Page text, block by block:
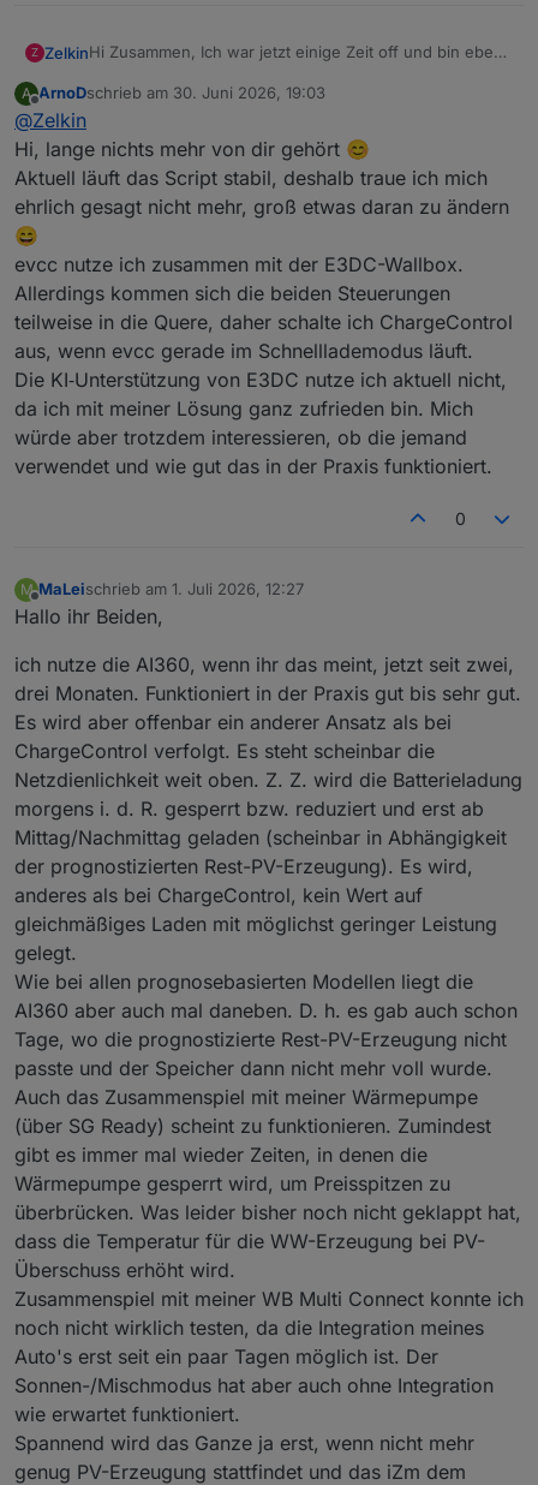
Z ZelkinHi Zusammen, Ich war jetzt einige Zeit off und bin eben
Hier ist es ja regelrecht "ruhig" geworden ....... ist das
braucht??
Habe eben auf die aktuelle version upgedatet und freue
mich dass immernoch alles funktioniert
@arnodVielen dank für deine Arbeit!!
Bei mir steht nun die die EFY Wallbox zur anschaffung
an ..... juhu endlich mal wieder was neues zum
anbinden
Nutzen viele von euch evcc parallel?
Taugt das was?
angepriesenen KI unterstützen intelligenten
Steuerung?? Nutzt das jemand von euch?
Hoffe ihr könnt mir helfen, da es sich als zu viel
herausgestellt hat ein Jahr an neuen Foreneinträgen
und neuem Spielzeug auf dem Markt durchzuarbeiten.
Vielen Dank und noch eine gute Hitzewoche
A
Offline
ArnoDschrieb am 30. Juni 2026, 19:03
zuletzt editiert von
@Zelkin
Hi, lange nichts mehr von dir gehört 😊
Aktuell läuft das Script stabil, deshalb traue ich mich
ehrlich gesagt nicht mehr, groß etwas daran zu ändern
😄
evcc nutze ich zusammen mit der E3DC-Wallbox.
Allerdings kommen sich die beiden Steuerungen
teilweise in die Quere, daher schalte ich ChargeControl
aus, wenn evcc gerade im Schnelllademodus läuft.
Die KI‑Unterstützung von E3DC nutze ich aktuell nicht,
da ich mit meiner Lösung ganz zufrieden bin. Mich
würde aber trotzdem interessieren, ob die jemand
verwendet und wie gut das in der Praxis funktioniert.
0
M
Offline
MaLeischrieb am 1. Juli 2026, 12:27
zuletzt editiert von
Hallo ihr Beiden,
ich nutze die AI360, wenn ihr das meint, jetzt seit zwei,
drei Monaten. Funktioniert in der Praxis gut bis sehr gut.
Es wird aber offenbar ein anderer Ansatz als bei
ChargeControl verfolgt. Es steht scheinbar die
Netzdienlichkeit weit oben. Z. Z. wird die Batterieladung
morgens i. d. R. gesperrt bzw. reduziert und erst ab
Mittag/Nachmittag geladen (scheinbar in Abhängigkeit
der prognostizierten Rest-PV-Erzeugung). Es wird,
anderes als bei ChargeControl, kein Wert auf
gleichmäßiges Laden mit möglichst geringer Leistung
gelegt.
Wie bei allen prognosebasierten Modellen liegt die
AI360 aber auch mal daneben. D. h. es gab auch schon
Tage, wo die prognostizierte Rest-PV-Erzeugung nicht
passte und der Speicher dann nicht mehr voll wurde.
Auch das Zusammenspiel mit meiner Wärmepumpe
(über SG Ready) scheint zu funktionieren. Zumindest
gibt es immer mal wieder Zeiten, in denen die
Wärmepumpe gesperrt wird, um Preisspitzen zu
überbrücken. Was leider bisher noch nicht geklappt hat,
dass die Temperatur für die WW-Erzeugung bei PV-
Überschuss erhöht wird.
Zusammenspiel mit meiner WB Multi Connect konnte ich
noch nicht wirklich testen, da die Integration meines
Auto's erst seit ein paar Tagen möglich ist. Der
Sonnen-/Mischmodus hat aber auch ohne Integration
wie erwartet funktioniert.
Spannend wird das Ganze ja erst, wenn nicht mehr
genug PV-Erzeugung stattfindet und das iZm dem